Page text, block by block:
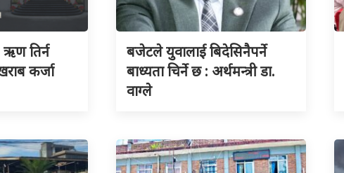
तिर्न
कर्जा
बजेटले युवालाई बिदेसिनैपर्ने
बाध्यता चिर्ने छ : अर्थमन्त्री डा.
वाग्ले